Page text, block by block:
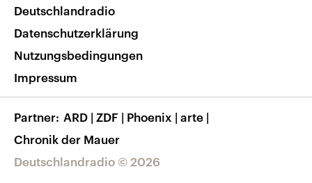
Nachrichten App
Frequenzen
Veranstaltungen
Musikliste
RSS
Barrierefreiheit
Deutschlandradio © 2026
Deutschlandradio
Datenschutzerklärung
Nutzungsbedingungen
Impressum
Partner ARD | ZDF | Phoenix | arte |
Chronik der Mauer